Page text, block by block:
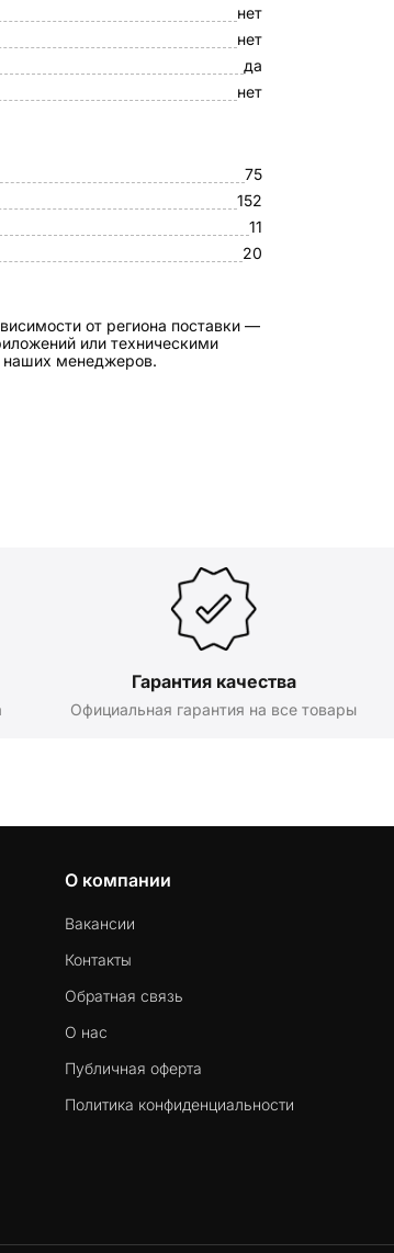
нет
нет
да
нет
75
152
11
20
от региона поставки —
или техническими
наших менеджеров.
Гарантия качества
Официальная гарантия на все товары
О компании
Вакансии
Контакты
Обратная связь
О нас
Публичная оферта
Политика конфиденциальности